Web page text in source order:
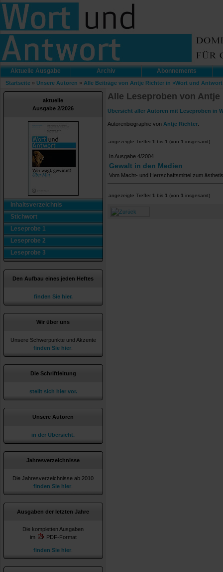
Aktuelle Ausgabe Archiv Abonnements
Startseite » Unsere Autoren » Alle Beiträge von Antje Richter in »Wort und
aktuelle
Ausgabe 2/2026
Inhaltsverzeichnis
Stichwort
Leseprobe 1
Leseprobe 2
Leseprobe 3
Den Aufbau eines jeden Heftes
finden Sie hier.
Wir über uns
Unsere Schwerpunkte und Akzente
finden Sie hier
Die Schriftleitung
stellt sich hier vor.
Unsere Autoren
in der Übersicht.
Jahresverzeichnisse
Die Jahresverzeichnisse ab 2010
finden Sie hier
Ausgaben der letzten Jahre
Die kompletten Ausgaben
im
PDF-Format
finden Sie hier
Alle Leseproben von
Übersicht aller Autoren mit Leseproben in
Autorenbiographie von Antje Richter
angezeigte Treffer 1 bis 1 (von 1 insgesamt)
In Ausgabe 4/2004
Gewalt in den Medien
Vom Macht- und Herrschaftsmittel zum
angezeigte Treffer 1 bis 1 (von 1 insgesamt)